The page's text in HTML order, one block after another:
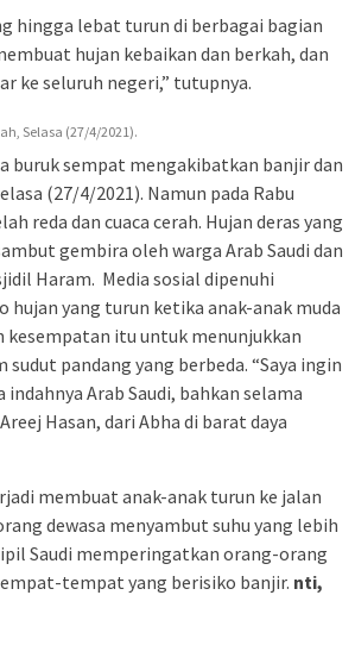
hingga lebat turun di berbagai bagian
hujan kebaikan dan berkah, dan
ke seluruh negeri,” tutupnya.
Selasa (27/4/2021).
buruk sempat mengakibatkan banjir dan
(27/4/2021). Namun pada Rabu
reda dan cuaca cerah. Hujan deras yang
gembira oleh warga Arab Saudi dan
Haram. Media sosial dipenuhi
hujan yang turun ketika anak-anak muda
kesempatan itu untuk menunjukkan
sudut pandang yang berbeda. “Saya ingin
Arab Saudi, bahkan selama
Hasan, dari Abha di barat daya
membuat anak-anak turun ke jalan
dewasa menyambut suhu yang lebih
Saudi memperingatkan orang-orang
tempat yang berisiko banjir. nti,